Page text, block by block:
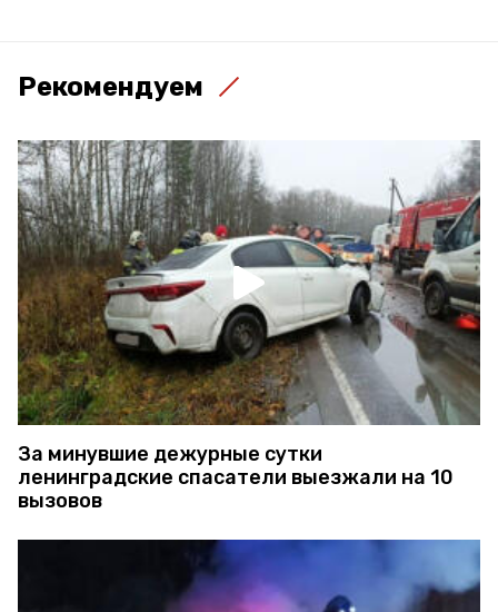
Рекомендуем
За минувшие дежурные сутки
ленинградские спасатели выезжали на 10
вызовов